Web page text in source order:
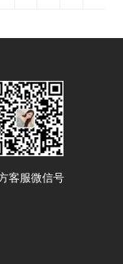
客服微信号